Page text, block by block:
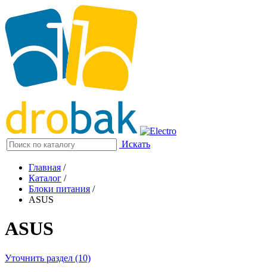
Искать
Главная /
Каталог /
Блоки питания /
ASUS
ASUS
Уточнить раздел (10)